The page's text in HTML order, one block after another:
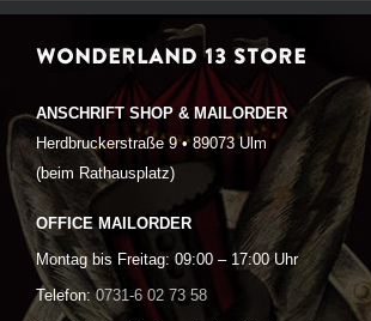
WONDERLAND 13 STORE
ANSCHRIFT SHOP & MAILORDER
Herdbruckerstraße 9 • 89073 Ulm
(beim Rathausplatz)
OFFICE MAILORDER
Montag bis Freitag: 09:00 – 17:00 Uhr
Telefon: 0731-6 02 73 58